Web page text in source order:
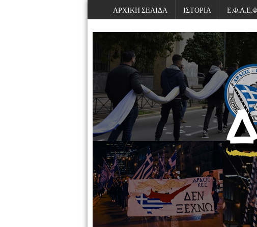
ΑΡΧΙΚΗ ΣΕΛΙΔΑ ΙΣΤΟΡΙΑ